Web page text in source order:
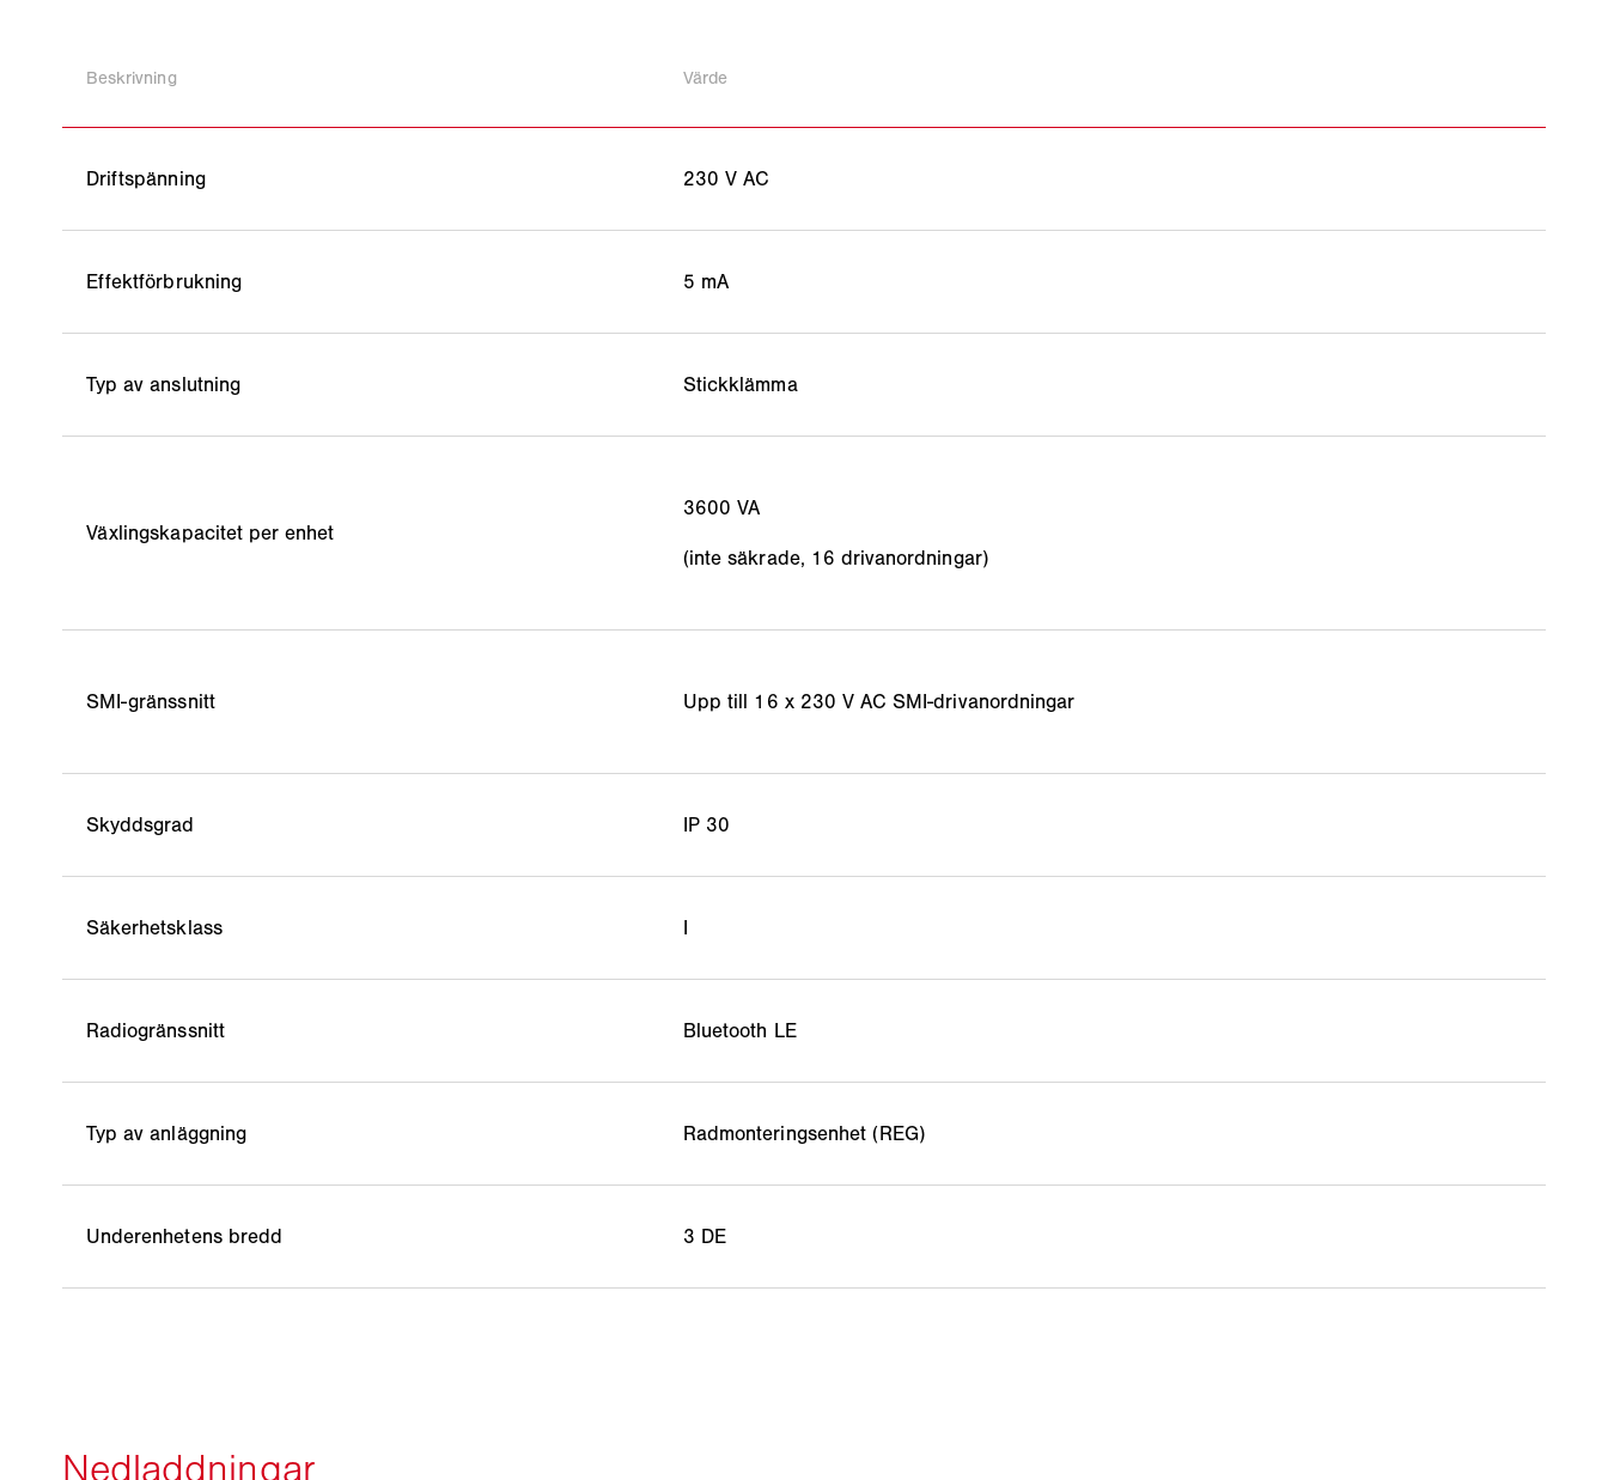
Beskrivning Värde
Driftspänning 230 V AC
Effektförbrukning 5 mA
Typ av anslutning Stickklämma
Växlingskapacitet per enhet
3600 VA
(inte säkrade, 16 drivanordningar)
SMI-gränssnitt Upp till 16 x 230 V AC SMI-drivanordningar
Skyddsgrad IP 30
Säkerhetsklass I
Radiogränssnitt Bluetooth LE
Typ av anläggning Radmonteringsenhet (REG)
Underenhetens bredd 3 DE